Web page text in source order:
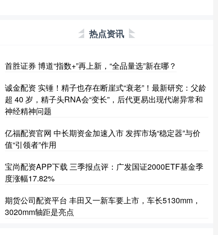
热点资讯
首胜证券 博道“指数+”再上新，“全品量选”新在哪？
诚金配资 实锤！精子也存在断崖式“衰老”！最新研究：父龄
超 40 岁，精子头RNA会“变长”，后代更易出现代谢异常和
神经精神问题
亿福配资官网 中长期资金加速入市 发挥市场“稳定器”与价
值“引领者”作用
宝尚配资APP下载 三季报点评：广发国证2000ETF基金季
度涨幅17.82%
期货公司配资平台 丰田又一新车要上市，车长5130mm，
3020mm轴距是亮点